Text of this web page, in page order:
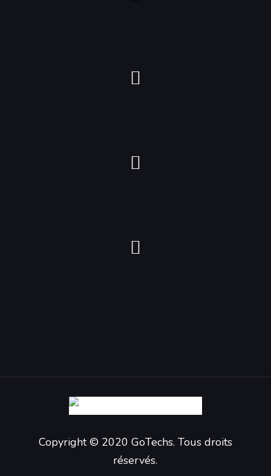
Copyright © 2020 GoTechs. Tous droits
réservés.